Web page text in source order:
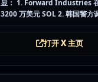
显： 1. Forward Industries
3200 万美元 SOL 2. 韩国警
打开 X 主页